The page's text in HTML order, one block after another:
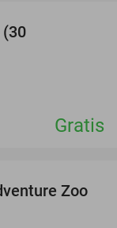
(30
Gratis
24%
Zoo